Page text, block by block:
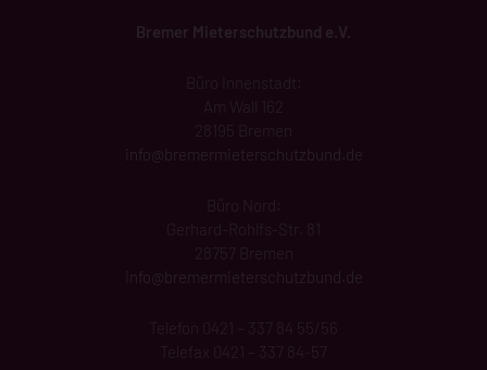
Bremer Mieterschutzbund e.V.
Am Wall 162
28195 Bremen
info@ bremermieterschutzbund .de
Büro Nord:
Gerhard-Rohlfs-Str. 81
28757 Bremen
info@bremermieterschutzbund.de
Telefon 0421 – 337 84 55/56
Telefax 0421 – 337 84-57